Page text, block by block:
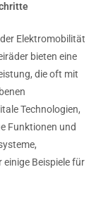
Elektromobilität
bieten eine
die oft mit
Technologien,
Funktionen und
Beispiele für